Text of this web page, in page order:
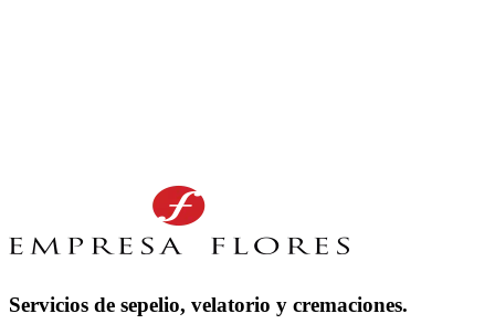
Servicios de sepelio, velatorio y cremaciones.